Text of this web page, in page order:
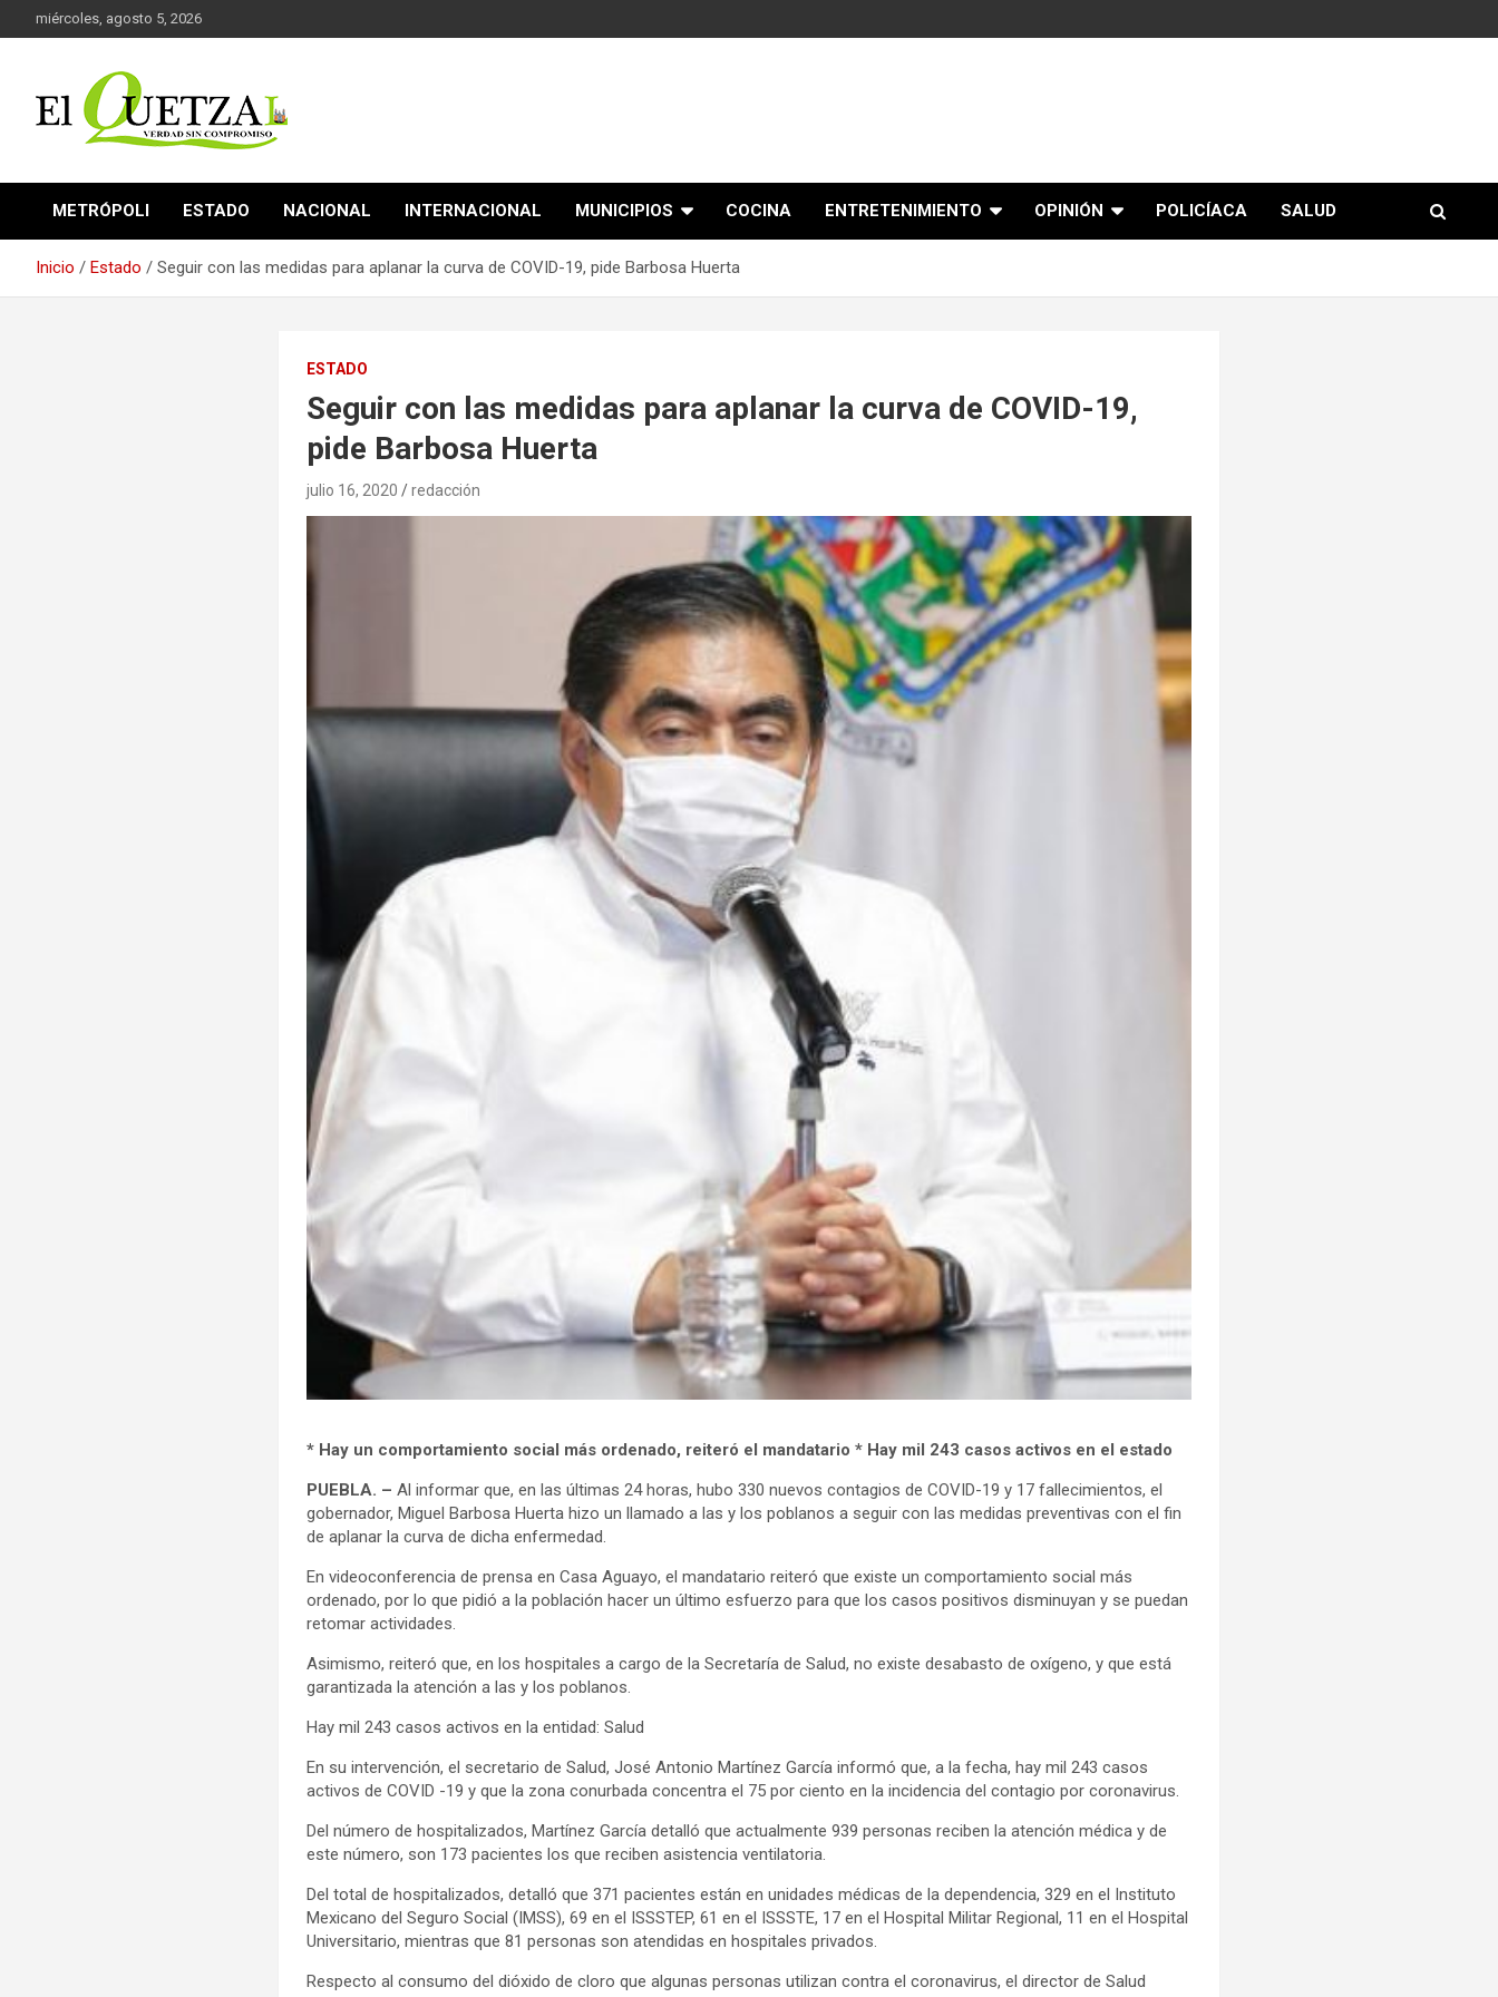
al
miércoles, agosto 5, 2026
El Quetzal de Cholula
METRÓPOLI ESTADO NACIONAL INTERNACIONAL MUNICIPIOS COCINA ENTRETENIMIENTO OPINIÓN POLICÍACA SALUD
Inicio Estado Seguir con las medidas para aplanar la curva de COVID-19, pide Barbosa Huerta
ESTADO
Seguir con las medidas para aplanar la curva de COVID-19,
pide Barbosa Huerta
julio 16, 2020 redacción
* Hay un comportamiento social más ordenado, reiteró el mandatario * Hay mil 243 casos activos en el estado
PUEBLA. – Al informar que, en las últimas 24 horas, hubo 330 nuevos contagios de COVID-19 y 17 fallecimientos, el
gobernador, Miguel Barbosa Huerta hizo un llamado a las y los poblanos a seguir con las medidas preventivas con el fin
de aplanar la curva de dicha enfermedad.
En videoconferencia de prensa en Casa Aguayo, el mandatario reiteró que existe un comportamiento social más
ordenado, por lo que pidió a la población hacer un último esfuerzo para que los casos positivos disminuyan y se puedan
retomar actividades.
Asimismo, reiteró que, en los hospitales a cargo de la Secretaría de Salud, no existe desabasto de oxígeno, y que está
garantizada la atención a las y los poblanos.
Hay mil 243 casos activos en la entidad: Salud
En su intervención, el secretario de Salud, José Antonio Martínez García informó que, a la fecha, hay mil 243 casos
activos de COVID -19 y que la zona conurbada concentra el 75 por ciento en la incidencia del contagio por coronavirus.
Del número de hospitalizados, Martínez García detalló que actualmente 939 personas reciben la atención médica y de
este número, son 173 pacientes los que reciben asistencia ventilatoria.
Del total de hospitalizados, detalló que 371 pacientes están en unidades médicas de la dependencia, 329 en el Instituto
Mexicano del Seguro Social (IMSS), 69 en el ISSSTEP, 61 en el ISSSTE, 17 en el Hospital Militar Regional, 11 en el Hospital
Universitario, mientras que 81 personas son atendidas en hospitales privados.
Respecto al consumo del dióxido de cloro que algunas personas utilizan contra el coronavirus, el director de Salud